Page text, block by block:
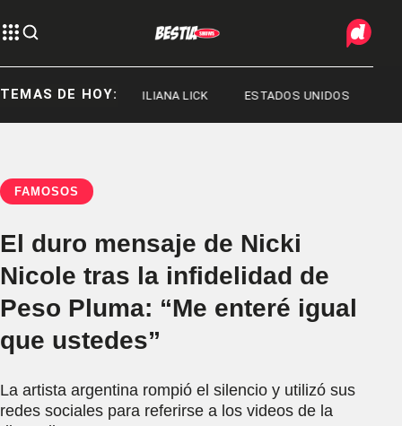
TEMAS DE HOY:
MESSI ILIANA LICK ESTADOS UNIDOS
FAMOSOS
El duro mensaje de Nicki
Nicole tras la infidelidad de
Peso Pluma: “Me enteré igual
que ustedes”
La artista argentina rompió el silencio y utilizó sus
redes sociales para referirse a los videos de la